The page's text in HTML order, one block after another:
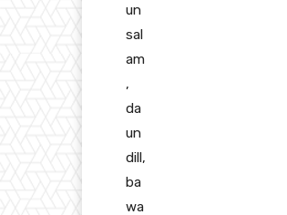
un
sal
am
,
da
un
dill,
ba
wa